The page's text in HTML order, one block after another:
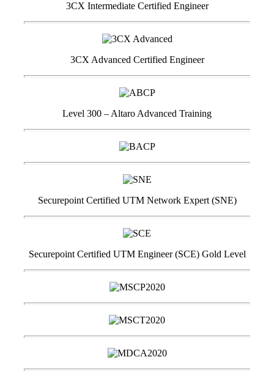
3CX Intermediate Certified Engineer
3CX Advanced Certified Engineer
Level 300 – Altaro Advanced Training
Securepoint Certified UTM Network Expert (SNE)
Securepoint Certified UTM Engineer (SCE) Gold Level